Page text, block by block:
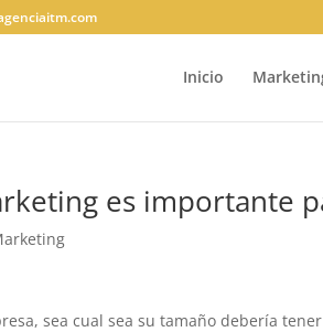
Inicio
es importante
sea cual sea su tamaño debería